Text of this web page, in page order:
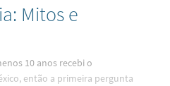
Mitos e
10 anos recebi o
então a primeira pergunta